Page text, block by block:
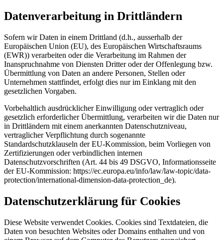
Datenverarbeitung in Drittländern
Sofern wir Daten in einem Drittland (d.h., ausserhalb der
Europäischen Union (EU), des Europäischen Wirtschaftsraums
(EWR)) verarbeiten oder die Verarbeitung im Rahmen der
Inanspruchnahme von Diensten Dritter oder der Offenlegung bzw.
Übermittlung von Daten an andere Personen, Stellen oder
Unternehmen stattfindet, erfolgt dies nur im Einklang mit den
gesetzlichen Vorgaben.
Vorbehaltlich ausdrücklicher Einwilligung oder vertraglich oder
gesetzlich erforderlicher Übermittlung, verarbeiten wir die Daten nur
in Drittländern mit einem anerkannten Datenschutzniveau,
vertraglicher Verpflichtung durch sogenannte
Standardschutzklauseln der EU-Kommission, beim Vorliegen von
Zertifizierungen oder verbindlichen internen
Datenschutzvorschriften (Art. 44 bis 49 DSGVO, Informationsseite
der EU-Kommission: https://ec.europa.eu/info/law/law-topic/data-
protection/international-dimension-data-protection_de).
Datenschutzerklärung für Cookies
Diese Website verwendet Cookies. Cookies sind Textdateien, die
Daten von besuchten Websites oder Domains enthalten und von